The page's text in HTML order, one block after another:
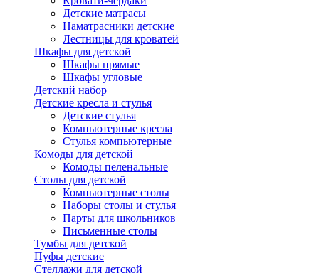
Детские матрасы
Наматрасники детские
Лестницы для кроватей
Шкафы для детской
Шкафы прямые
Шкафы угловые
Детский набор
Детские кресла и стулья
Детские стулья
Компьютерные кресла
Стулья компьютерные
Комоды для детской
Комоды пеленальные
Столы для детской
Компьютерные столы
Наборы столы и стулья
Парты для школьников
Письменные столы
Тумбы для детской
Пуфы детские
Стеллажи для детской